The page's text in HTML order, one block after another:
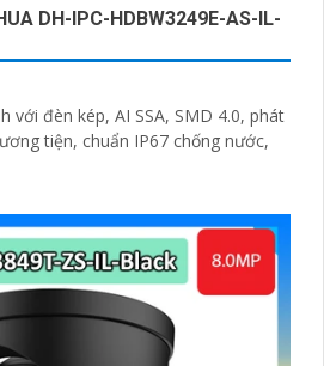
DH-IPC-HDBW3249E-AS-IL-
với đèn kép, AI SSA, SMD 4.0, phát
tiện, chuẩn IP67 chống nước,